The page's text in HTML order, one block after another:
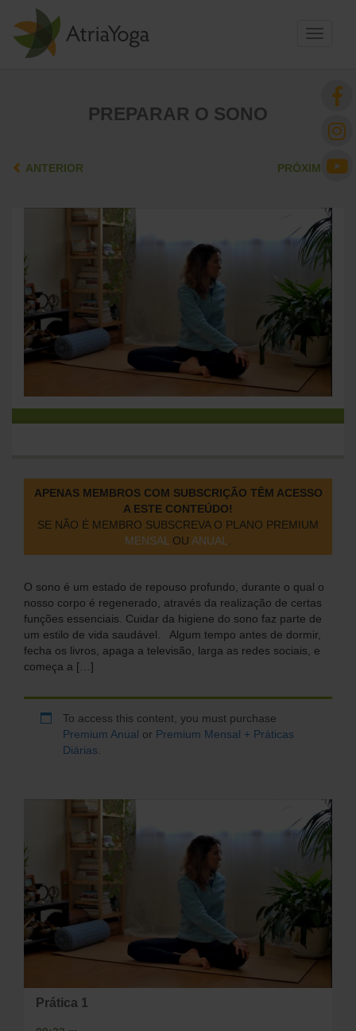
Toggle
PREPARAR O SONO
ANTERIOR PRÓXIMO
APENAS MEMBROS COM SUBSCRIÇÃO TÊM ACESSO
A ESTE CONTEÚDO!
SE NÃO É MEMBRO SUBSCREVA O PLANO PREMIUM
MENSAL
OU ANUAL
O sono é um estado de repouso profundo, durante o qual o
nosso corpo é regenerado, através da realização de certas
funções essenciais. Cuidar da higiene do sono faz parte de
um estilo de vida saudável. Algum tempo antes de dormir,
fecha os livros, apaga a televisão, larga as redes sociais, e
começa a […]
To access this content, you must purchase
Premium Anual or Premium Mensal + Práticas
Diárias
Prática 1